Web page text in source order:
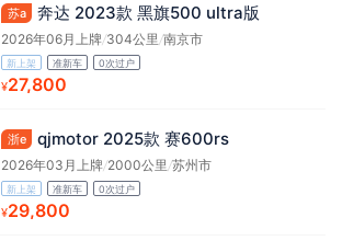
苏a 奔达 2023款 黑旗500 ultra版
2026年06月上牌/304公里 /南京市
新上架 准新车 0次过户
¥27,800
浙e qjmotor 2025款 赛600rs
2026年03月上牌/2000公里 /苏州市
新上架 准新车 0次过户
¥29,800